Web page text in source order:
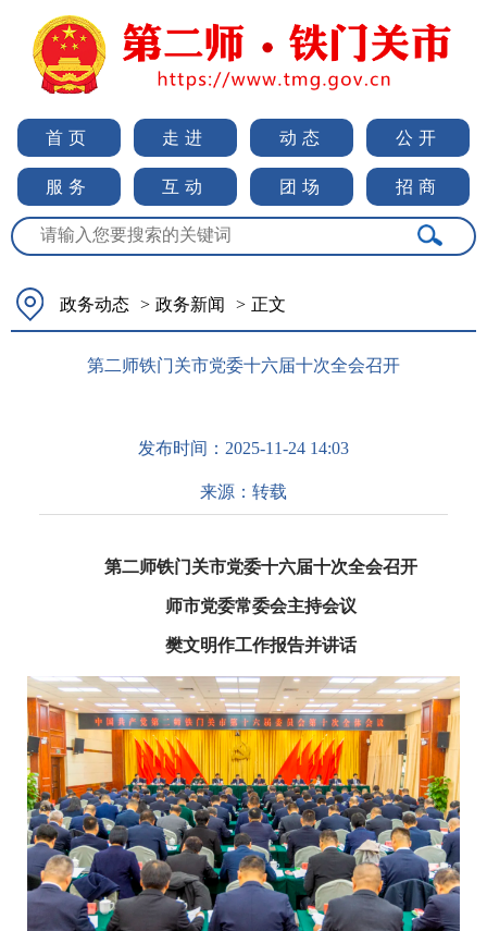
首页 走进 动态 公开
服务 互动 团场 招商
政务动态 > 政务新闻 > 正文
第二师铁门关市党委十六届十次全会召开
发布时间： 2025-11-24 14:03
来源： 转载
第二师铁门关市党委十六届十次全会召开
师市党委常委会主持会议
樊文明作工作报告并讲话